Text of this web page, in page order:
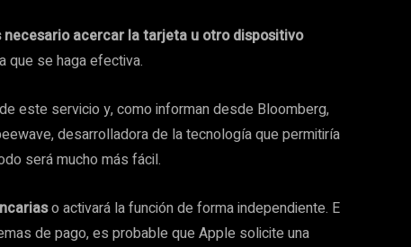
necesario acercar la tarjeta u otro dispositivo
que se haga efectiva.
este servicio y, como informan desde Bloomberg,
desarrolladora de la tecnología que permitiría
será mucho más fácil.
o activará la función de forma independiente. E
de pago, es probable que Apple solicite una